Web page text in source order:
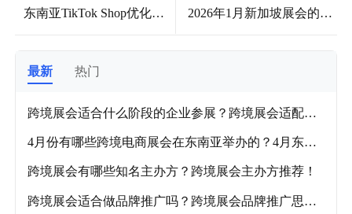
东南亚TikTok Shop优化退
2026年1月新加坡展会的举
最新 热门
跨境展会适合什么阶段的企业参展？跨境展会适配企
4月份有哪些跨境电商展会在东南亚举办的？4月东南
跨境展会有哪些知名主办方？跨境展会主办方推荐！
跨境展会适合做品牌推广吗？跨境展会品牌推广思路